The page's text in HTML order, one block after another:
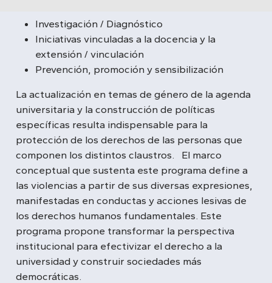
Investigación / Diagnóstico
Iniciativas vinculadas a la docencia y la
extensión / vinculación
Prevención, promoción y sensibilización
La actualización en temas de género de la agenda
universitaria y la construcción de políticas
específicas resulta indispensable para la
protección de los derechos de las personas que
componen los distintos claustros. El marco
conceptual que sustenta este programa define a
las violencias a partir de sus diversas expresiones,
manifestadas en conductas y acciones lesivas de
los derechos humanos fundamentales. Este
programa propone transformar la perspectiva
institucional para efectivizar el derecho a la
universidad y construir sociedades más
democráticas.